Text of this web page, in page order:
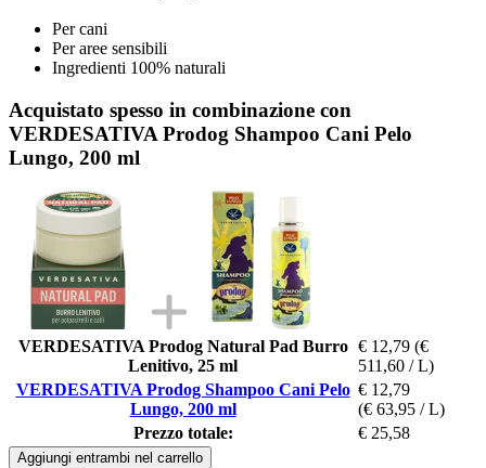
Per cani
Per aree sensibili
Ingredienti 100% naturali
Acquistato spesso in combinazione con
VERDESATIVA Prodog Shampoo Cani Pelo
Lungo, 200 ml
VERDESATIVA Prodog Natural Pad Burro
Lenitivo, 25 ml
€ 12,79 (€
511,60 / L)
VERDESATIVA Prodog Shampoo Cani Pelo
Lungo, 200 ml
€ 12,79
(€ 63,95 / L)
Prezzo totale:
€ 25,58
Aggiungi entrambi nel carrello